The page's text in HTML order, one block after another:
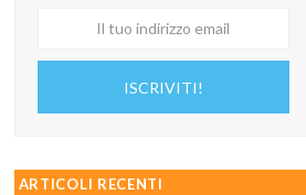
ISCRIVITI!
ARTICOLI RECENTI